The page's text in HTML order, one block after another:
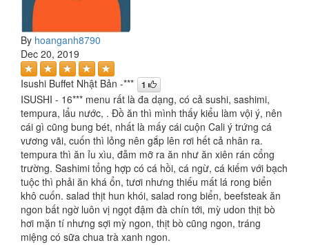
By hoanganh8790
Dec 20, 2019
Isushi Buffet Nhật Bản -*** 1
ISUSHI - 16*** menu rất là đa dạng, có cả sushi, sashimi,
tempura, lẩu nước, . Đồ ăn thì mình thấy kiểu làm vội ý, nên
cái gì cũng bung bét, nhất là mấy cái cuộn Cali ý trứng cá
vương vãi, cuốn thì lỏng nên gắp lên rơi hết cả nhân ra.
tempura thì ăn ỉu xìu, đẫm mỡ ra ăn như ăn xiên rán cổng
trường. Sashimi tổng hợp có cá hồi, cá ngừ, cá kiếm với bạch
tuộc thì phải ăn khá ổn, tươi nhưng thiếu mất lá rong biển
khô cuốn. salad thịt hun khói, salad rong biển, beefsteak ăn
ngon bất ngờ luôn vị ngọt đậm đà chín tới, mỳ udon thịt bò
hơi mặn tí nhưng sợi mỳ ngon, thịt bò cũng ngon, tráng
miệng có sữa chua trà xanh ngon.